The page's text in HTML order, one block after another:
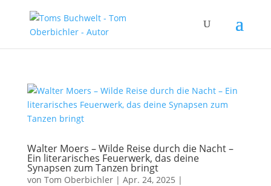
Walter Moers – Wilde Reise durch die Nacht –
Ein literarisches Feuerwerk, das deine
Synapsen zum Tanzen bringt
von Tom Oberbichler| Apr. 24, 2025 |